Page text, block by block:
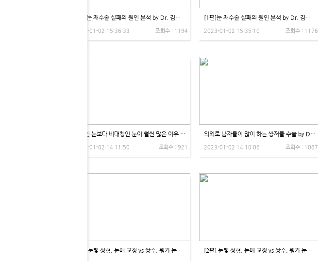
[2편]눈 재수술 실패의 원인 분석 by Dr. 김학영 - 제이제이성형외과
2023-01-02 15:36:33 조회수 : 1194
[1편]눈 재수술 실패의 원인 분석 by Dr. 김학영 - 제이제이성형외과
2023-01-02 15:35:10 조회수 : 1176
대칭인 눈보다 비대칭인 눈이 훨씬 많은 이유 by Dr. 권용석 - 제이제이성형외과
2023-01-02 14:11:50 조회수 : 921
의외로 남자들이 많이 하는 쌍꺼풀 수술 by Dr. 김학영 - 제이제이성형외과
2023-01-02 14:10:06 조회수 : 1067
[3편] 눈빛 성형, 눈매 교정 vs 쌍수, 뭐가 눈처짐에 좋은가요? - 제이제이성형외과 [2편] 눈빛 성형, 눈매 교정 vs 쌍수, 뭐가 눈처짐에 좋은가요? - 제이제이성형외과